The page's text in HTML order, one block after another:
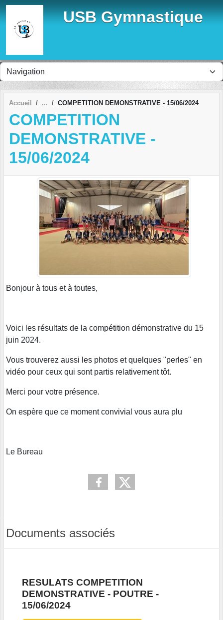
USB Gymnastique
Accueil COMPETITION DEMONSTRATIVE - 15/06/2024
COMPETITION
DEMONSTRATIVE -
15/06/2024
Bonjour à tous et à toutes,
Voici les résultats de la compétition démonstrative du 15
juin 2024.
Vous trouverez aussi les photos et quelques "perles" en
vidéo pour ceux qui sont partis relativement tôt.
Merci pour votre présence.
On espère que ce moment convivial vous aura plu
Le Bureau
Documents associés
RESULATS COMPETITION
DEMONSTRATIVE - POUTRE -
15/06/2024
Panneau de gestion des cookies